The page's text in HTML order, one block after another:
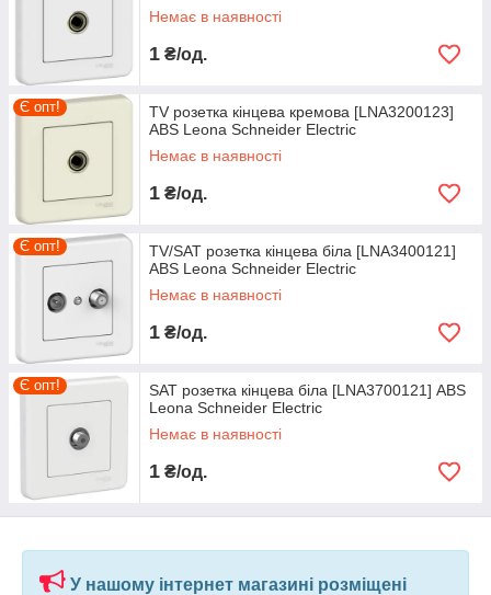
компанія по комплектації будівельних об'єктів і
виробничих підприємств.
Немає в наявності
1 ₴/од.
Є опт!
TV розетка кінцева кремова [LNA3200123]
ABS Leona Schneider Electric
Немає в наявності
1 ₴/од.
Є опт!
TV/SAT розетка кінцева біла [LNA3400121]
ABS Leona Schneider Electric
Немає в наявності
1 ₴/од.
Є опт!
SAT розетка кінцева біла [LNA3700121] ABS
Leona Schneider Electric
Немає в наявності
1 ₴/од.
У нашому інтернет магазині розміщені